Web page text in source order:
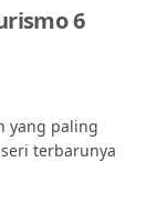
6
yang paling
terbarunya